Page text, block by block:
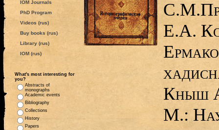
IOM Journals
PhD Program
Videos (rus)
Buy books (rus)
Library (rus)
IOM (rus)
What's most interesting for
you?
Abstracts of
monographs
Academic events
Bibliography
Collections
History
Papers
Е.А.
Кныш
М.: